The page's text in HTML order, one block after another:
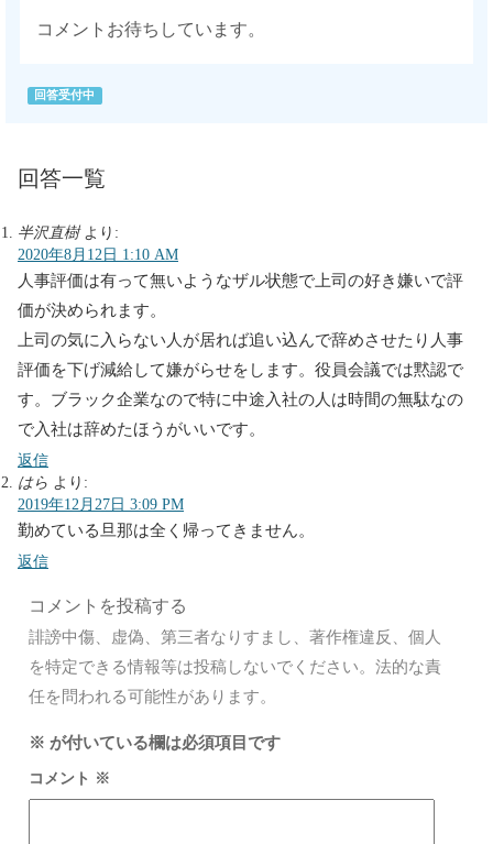
コメントお待ちしています。
回答受付中
回答一覧
半沢直樹 より:
2020年8月12日 1:10 AM
人事評価は有って無いようなザル状態で上司の好き嫌いで評
価が決められます。
上司の気に入らない人が居れば追い込んで辞めさせたり人事
評価を下げ減給して嫌がらせをします。役員会議では黙認で
す。ブラック企業なので特に中途入社の人は時間の無駄なの
で入社は辞めたほうがいいです。
返信
はら より:
2019年12月27日 3:09 PM
勤めている旦那は全く帰ってきません。
返信
コメントを投稿する
誹謗中傷、虚偽、第三者なりすまし、著作権違反、個人
を特定できる情報等は投稿しないでください。法的な責
任を問われる可能性があります。
※ が付いている欄は必須項目です
コメント ※